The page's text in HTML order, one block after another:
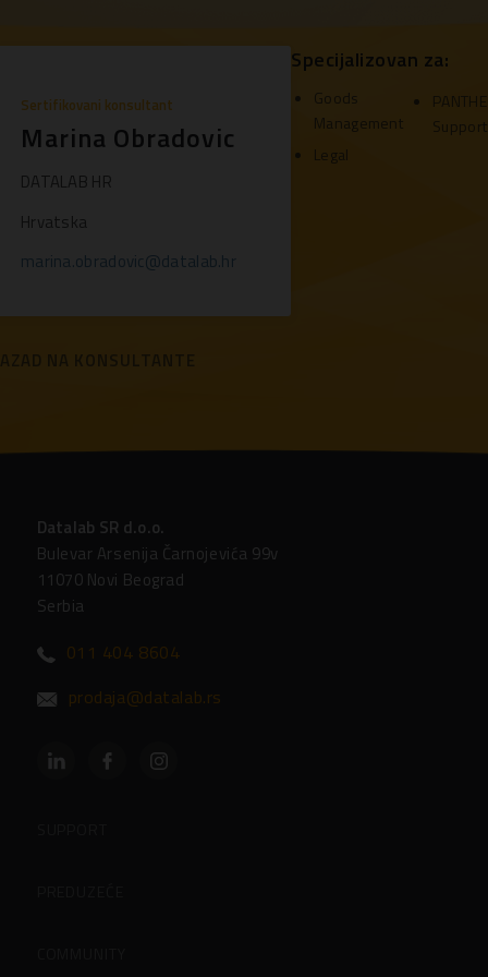
Sertifikovani konsultant
Marina Obradovic
DATALAB HR
Hrvatska
marina.obradovic@datalab.hr
Specijalizovan za:
Goods
Management
Legal
Support
Datalab SR d.o.o.
Bulevar Arsenija Čarnojevića 99v
11070 Novi Beograd
Serbia
011 404 8604
prodaja@datalab.rs